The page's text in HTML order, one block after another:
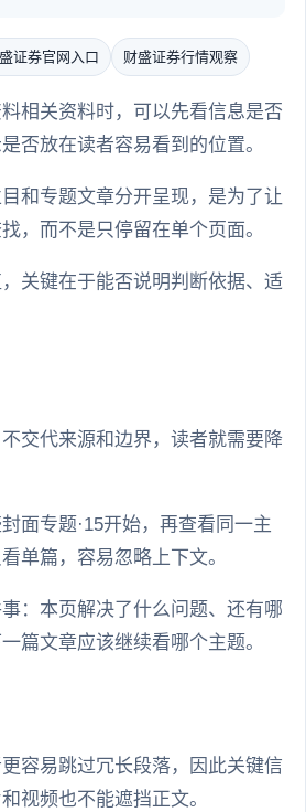
证券官网入口 财盛证券行情观察
相关资料时，可以先看信息是否
否放在读者容易看到的位置。
和专题文章分开呈现，是为了让
，而不是只停留在单个页面。
关键在于能否说明判断依据、适
交代来源和边界，读者就需要降
面专题·15开始，再查看同一主
单篇，容易忽略上下文。
：本页解决了什么问题、还有哪
篇文章应该继续看哪个主题。
容易跳过冗长段落，因此关键信
视频也不能遮挡正文。